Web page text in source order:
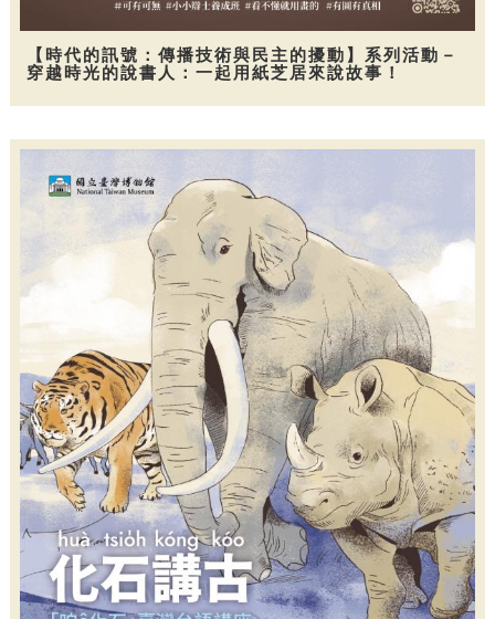
【時代的訊號：傳播技術與民主的擾動】系列活動－
穿越時光的說書人：一起用紙芝居來說故事！